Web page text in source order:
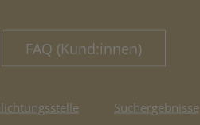
FAQ (Kund:innen)
Suchergebnisse